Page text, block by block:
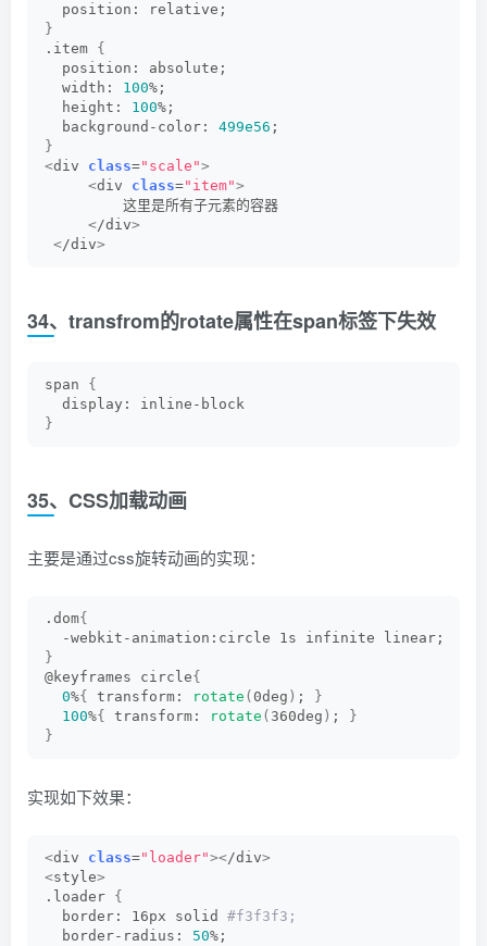
  position: relative;
}
.item {
  position: absolute;
  width:
100%;
  height:
100%;
  background-color:
499e56 ;
}
<div class="scale">
<div class="item">
         这里是所有子元素的容器
</div>
</div>
34、transfrom的rotate属性在span标签下失效
span {
  display: inline-block
}
35、CSS加载动画
主要是通过css旋转动画的实现：
.dom{
  -webkit-animation:circle 1s infinite linear;
}
@keyframes circle{
0%{ transform: rotate ( 0deg ) ;
}
100%{ transform: rotate ( 360deg ) ;
}
}
实现如下效果：
<div class="loader"></div>
<style>
.loader {
  border: 16px solid
#f3f3f3;
  border-radius:
50%;